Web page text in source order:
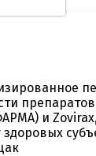
и Zovirax,
здоровых